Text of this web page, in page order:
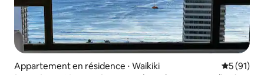
Appartement en résidence ⋅ Waikiki
5 (91)